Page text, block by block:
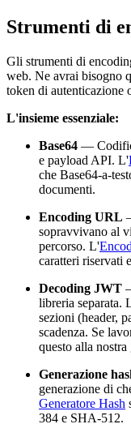
Strumenti di
Gli strumenti di
web. Ne avrai bisogno
token di autenticazione
L'insieme essenziale:
Base64 —
e payload API. L'
che Base64-a-
documenti.
Encoding URL
sopravvivano al
percorso. L'
caratteri riservati
Decoding JWT
libreria separata.
sezioni (header,
scadenza. Se
questo alla nostra
Generazione
generazione di
Generatore Hash
384 e SHA-512.